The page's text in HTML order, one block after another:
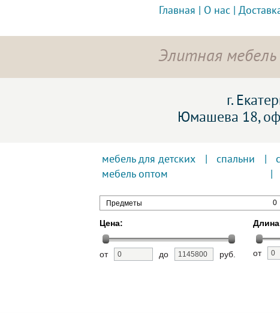
Главная О нас
Элитная мебель
г.
Юмашева 18,
мебель для детских спальни
мебель оптом
Предметы 0
Цена:
от до руб. от